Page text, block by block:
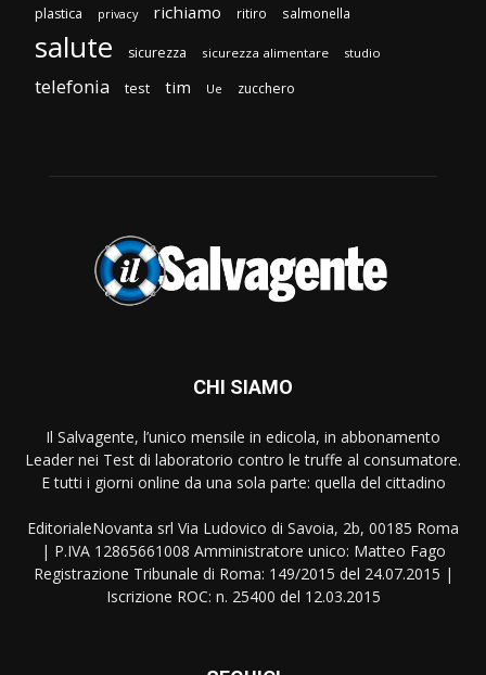
plastica privacy richiamo ritiro salmonella
salute sicurezza sicurezza alimentare studio
telefonia test tim Ue zucchero
CHI SIAMO
Il Salvagente, l’unico mensile in edicola, in abbonamento
Leader nei Test di laboratorio contro le truffe al consumatore.
E tutti i giorni online da una sola parte: quella del cittadino
EditorialeNovanta srl Via Ludovico di Savoia, 2b, 00185 Roma
| P.IVA 12865661008 Amministratore unico: Matteo Fago
Registrazione Tribunale di Roma: 149/2015 del 24.07.2015 |
Iscrizione ROC: n. 25400 del 12.03.2015